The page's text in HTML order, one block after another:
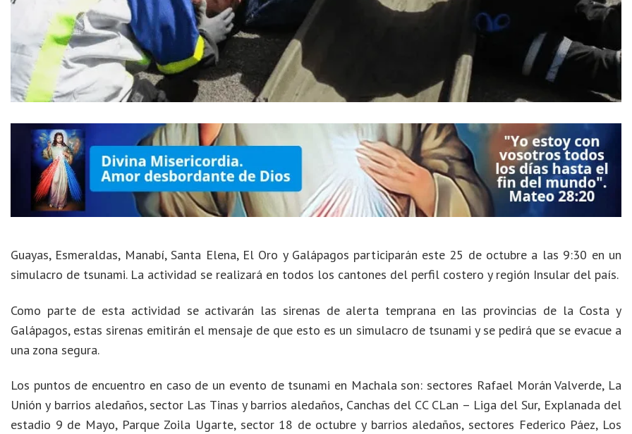
Guayas, Esmeraldas, Manabí, Santa Elena, El Oro y Galápagos participarán este 25 de octubre a las 9:30 en un
simulacro de tsunami. La actividad se realizará en todos los cantones del perfil costero y región Insular del país.
Como parte de esta actividad se activarán las sirenas de alerta temprana en las provincias de la Costa y
Galápagos, estas sirenas emitirán el mensaje de que esto es un simulacro de tsunami y se pedirá que se evacue a
una zona segura.
Los puntos de encuentro en caso de un evento de tsunami en Machala son: sectores Rafael Morán Valverde, La
Unión y barrios aledaños, sector Las Tinas y barrios aledaños, Canchas del CC CLan – Liga del Sur, Explanada del
estadio 9 de Mayo, Parque Zoila Ugarte, sector 18 de octubre y barrios aledaños, sectores Federico Páez, Los